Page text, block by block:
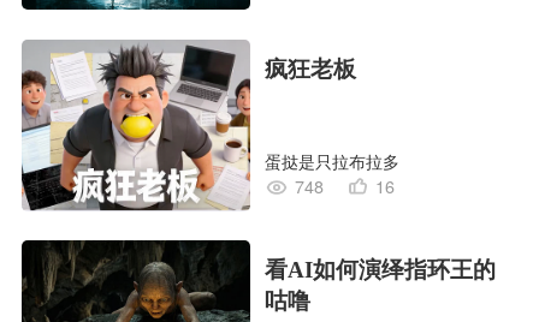
疯狂老板
蛋挞是只拉布拉多
748
16
看AI如何演绎指环王的
咕噜